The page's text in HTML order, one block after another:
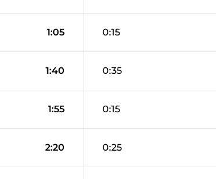
1:05 0:15
1:40 0:35
1:55 0:15
2:20 0:25